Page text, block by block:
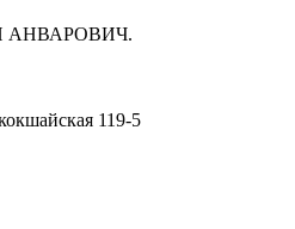
АНВАРОВИЧ.
119-5